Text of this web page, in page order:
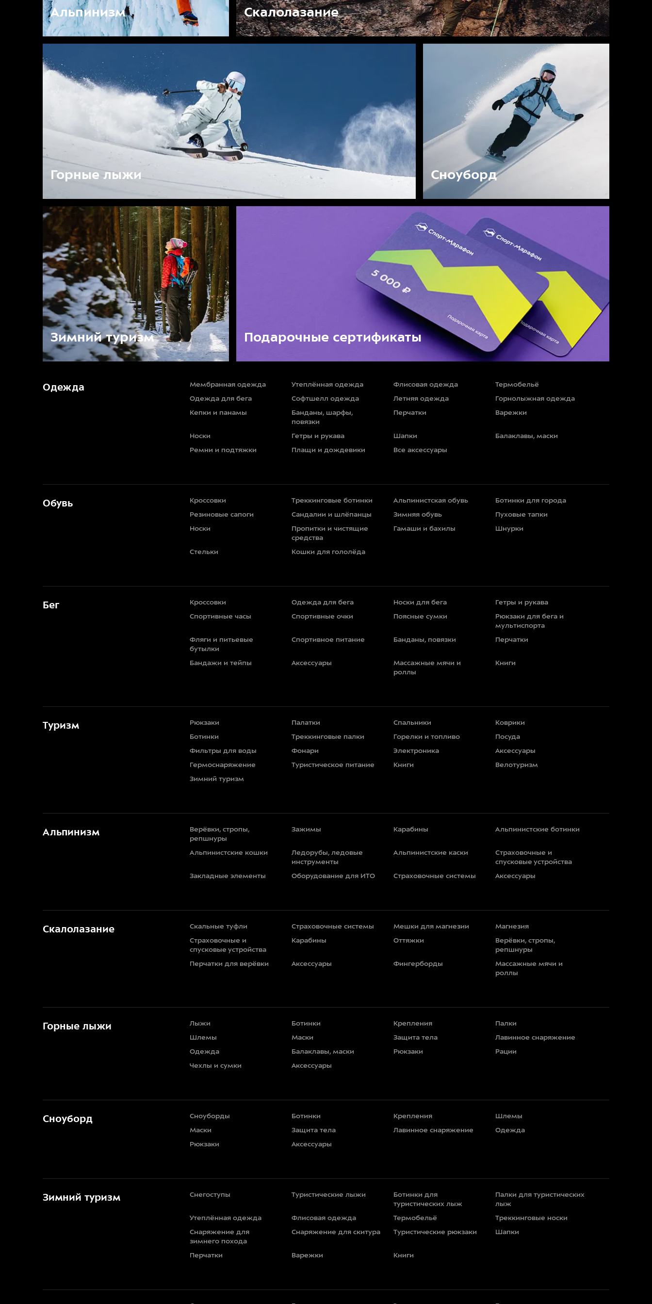
Альпинизм Скалолазание
Горные лыжи Сноуборд
Зимний туризм Подарочные сертификаты
Одежда Мембранная одежда Утеплённая одежда Флисовая одежда Термобельё
Одежда для бега Софтшелл одежда Летняя одежда Горнолыжная одежда
Кепки и панамы
Банданы, шарфы,
повязки
Перчатки Варежки
Носки Гетры и рукава Шапки Балаклавы, маски
Ремни и подтяжки Плащи и дождевики Все аксессуары
Обувь Кроссовки Треккинговые ботинки Альпинистская обувь Ботинки для города
Резиновые сапоги Сандалии и шлёпанцы Зимняя обувь Пуховые тапки
Носки
Пропитки и чистящие
средства
Гамаши и бахилы Шнурки
Стельки Кошки для гололёда
Бег Кроссовки Одежда для бега Носки для бега Гетры и рукава
Спортивные часы Спортивные очки Поясные сумки
Рюкзаки для бега и
мультиспорта
Фляги и питьевые
бутылки
Спортивное питание Банданы, повязки Перчатки
Бандажи и тейпы Аксессуары
Массажные мячи и
роллы
Книги
Туризм Рюкзаки Палатки Спальники Коврики
Ботинки Треккинговые палки Горелки и топливо Посуда
Фильтры для воды Фонари Электроника Аксессуары
Гермоснаряжение Туристическое питание Книги Велотуризм
Зимний туризм
Альпинизм
Верёвки, стропы,
репшнуры
Зажимы Карабины Альпинистские ботинки
Альпинистские кошки
Ледорубы, ледовые
инструменты
Альпинистские каски
Страховочные и
спусковые устройства
Закладные элементы Оборудование для ИТО Страховочные системы Аксессуары
Скалолазание Скальные туфли Страховочные системы Мешки для магнезии Магнезия
Страховочные и
спусковые устройства
Карабины Оттяжки
Верёвки, стропы,
репшнуры
Перчатки для верёвки Аксессуары Фингерборды
Массажные мячи и
роллы
Горные лыжи Лыжи Ботинки Крепления Палки
Шлемы Маски Защита тела Лавинное снаряжение
Одежда Балаклавы, маски Рюкзаки Рации
Чехлы и сумки Аксессуары
Сноуборд Сноуборды Ботинки Крепления Шлемы
Маски Защита тела Лавинное снаряжение Одежда
Рюкзаки Аксессуары
Зимний туризм Снегоступы Туристические лыжи
Ботинки для
туристических лыж
Палки для туристических
лыж
Утеплённая одежда Флисовая одежда Термобельё Треккинговые носки
Снаряжение для
зимнего похода
Снаряжение для скитура Туристические рюкзаки Шапки
Перчатки Варежки Книги